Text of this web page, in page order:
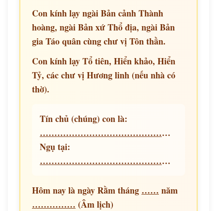
Con kính lạy ngài Bản cảnh Thành
hoàng, ngài Bản xứ Thổ địa, ngài Bản
gia Táo quân cùng chư vị Tôn thần.
Con kính lạy Tổ tiên, Hiển khảo, Hiển
Tỷ, các chư vị Hương linh (nếu nhà có
thờ).
Tín chủ (chúng) con là:
……………………………………………………………
Ngụ tại:
……………………………………………………………
Hôm nay là ngày Rằm tháng …… năm
…………… (Âm lịch)